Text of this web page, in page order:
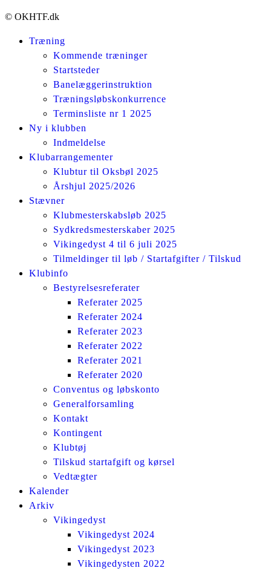
© OKHTF.dk
Træning
Kommende træninger
Startsteder
Banelæggerinstruktion
Træningsløbskonkurrence
Terminsliste nr 1 2025
Ny i klubben
Indmeldelse
Klubarrangementer
Klubtur til Oksbøl 2025
Årshjul 2025/2026
Stævner
Klubmesterskabsløb 2025
Sydkredsmesterskaber 2025
Vikingedyst 4 til 6 juli 2025
Tilmeldinger til løb / Startafgifter / Tilskud
Klubinfo
Bestyrelsesreferater
Referater 2025
Referater 2024
Referater 2023
Referater 2022
Referater 2021
Referater 2020
Conventus og løbskonto
Generalforsamling
Kontakt
Kontingent
Klubtøj
Tilskud startafgift og kørsel
Vedtægter
Kalender
Arkiv
Vikingedyst
Vikingedyst 2024
Vikingedyst 2023
Vikingedysten 2022